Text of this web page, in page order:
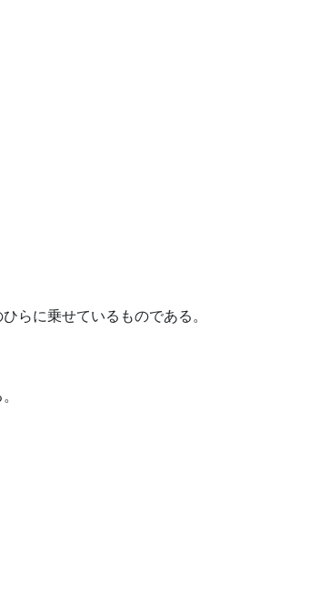
らに乗せているものである。